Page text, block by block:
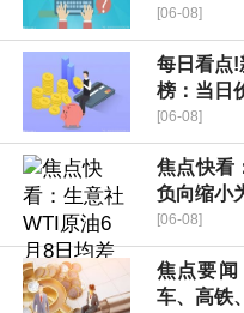
[06-08]
每日看点!
榜：当日
[06-08]
焦点快看
负向缩小
[06-08]
焦点要闻
车、高铁